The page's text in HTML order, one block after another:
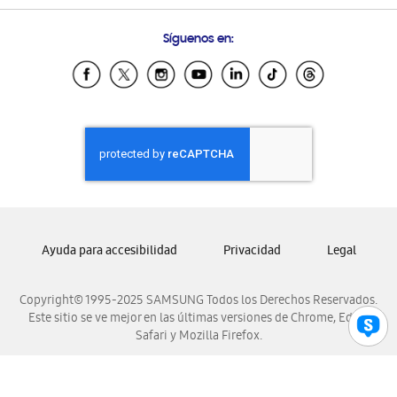
Samsung Ecuador
Samsung El Salvador
Samsung Honduras
Samsung Nicaragua
Samsung Panamá
Samsung Venezuela
Síguenos en:
Copyright© 1995-2025 SAMSUNG Todos los Derechos Reservados.
Este sitio se ve mejor en las últimas versiones de Chrome, Edge,
Safari y Mozilla Firefox.
Ayuda para accesibilidad Privacidad Legal